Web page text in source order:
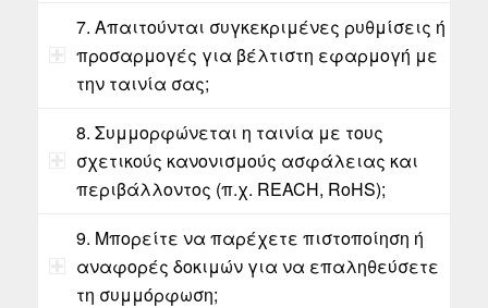
7. Απαιτούνται συγκεκριμένες ρυθμίσεις ή
προσαρμογές για βέλτιστη εφαρμογή με
την ταινία σας;
8. Συμμορφώνεται η ταινία με τους
σχετικούς κανονισμούς ασφάλειας και
περιβάλλοντος (π.χ. REACH, RoHS);
9. Μπορείτε να παρέχετε πιστοποίηση ή
αναφορές δοκιμών για να επαληθεύσετε
τη συμμόρφωση;